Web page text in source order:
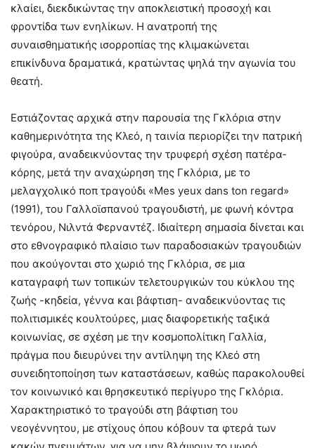
κλαίει, διεκδικώντας την αποκλειστική προσοχή και
φροντίδα των ενηλίκων. Η ανατροπή της
συναισθηματικής ισορροπίας της κλιμακώνεται
επικίνδυνα δραματικά, κρατώντας ψηλά την αγωνία του
θεατή.
Εστιάζοντας αρχικά στην παρουσία της Γκλόρια στην
καθημερινότητα της Κλεό, η ταινία περιορίζει την πατρική
φιγούρα, αναδεικνύοντας την τρυφερή σχέση πατέρα-
κόρης, μετά την αναχώρηση της Γκλόρια, με το
μελαγχολικό ποπ τραγούδι «Mes yeux dans ton regard»
(1991), του Γαλλοϊσπανού τραγουδιστή, με φωνή κόντρα
τενόρου, Νιλντά Φερναντέζ. Ιδιαίτερη σημασία δίνεται και
στο εθνογραφικό πλαίσιο των παραδοσιακών τραγουδιών
που ακούγονται στο χωριό της Γκλόρια, σε μια
καταγραφή των τοπικών τελετουργικών του κύκλου της
ζωής -κηδεία, γέννα και βάφτιση- αναδεικνύοντας τις
πολιτισμικές κουλτούρες, μιας διαφορετικής ταξικά
κοινωνίας, σε σχέση με την κοσμοπολίτικη Γαλλία,
πράγμα που διευρύνει την αντίληψη της Κλεό στη
συνειδητοποίηση των καταστάσεων, καθώς παρακολουθεί
τον κοινωνικό και θρησκευτικό περίγυρο της Γκλόρια.
Χαρακτηριστικό το τραγούδι στη βάφτιση του
νεογέννητου, με στίχους όπου κόβουν τα φτερά των